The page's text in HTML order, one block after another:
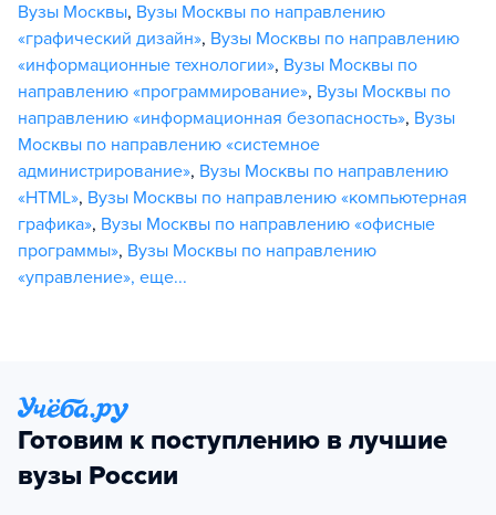
Вузы Москвы, Вузы Москвы по направлению
«графический дизайн», Вузы Москвы по направлению
«информационные технологии», Вузы Москвы по
направлению «программирование», Вузы Москвы по
направлению «информационная безопасность», Вузы
Москвы по направлению «системное
администрирование», Вузы Москвы по направлению
«HTML», Вузы Москвы по направлению «компьютерная
графика», Вузы Москвы по направлению «офисные
программы», Вузы Москвы по направлению
«управление», еще...
Готовим к поступлению в лучшие
вузы России